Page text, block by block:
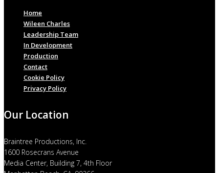
Home
Wileen Charles
Leadership Team
In Development
Production
Contact
Cookie Policy
Privacy Policy
Our Location
Braintree Productions, Inc.
1600 Rosecrans Avenue
Media Center, Building 7, 4th Floor